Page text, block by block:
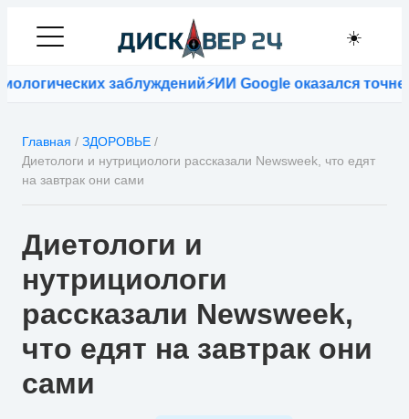
☀️
заблуждений⚡ИИ Google оказался точнее
Главная / ЗДОРОВЬЕ /
Диетологи и нутрициологи рассказали Newsweek, что едят
на завтрак они сами
Диетологи и
нутрициологи
рассказали Newsweek,
что едят на завтрак они
сами